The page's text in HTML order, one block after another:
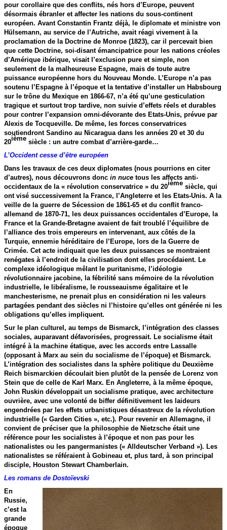
pour corollaire que des conflits, nés hors d’Europe, peuvent
désormais ébranler et affecter les nations du sous-continent
européen. Avant Constantin Frantz déjà, le diplomate et ministre von
Hülsemann, au service de l’Autriche, avait réagi vivement à la
proclamation de la Doctrine de Monroe (1823), car il percevait bien
que cette Doctrine, soi-disant émancipatrice pour les nations créoles
d’Amérique ibérique, visait l’exclusion pure et simple, non
seulement de la malheureuse Espagne, mais de toute autre
puissance européenne hors du Nouveau Monde. L’Europe n’a pas
soutenu l’Espagne à l’époque et la tentative d’installer un Habsbourg
sur le trône du Mexique en 1866-67, n’a été qu’une gesticulation
tragique et surtout trop tardive, non suivie d’effets réels et durables
pour contrer l’expansion omni-dévorante des Etats-Unis, prévue par
Alexis de Tocqueville. De même, les forces conservatrices
soutiendront Sandino au Nicaragua dans les années 20 et 30 du
20ième siècle : un autre combat d’arrière-garde…
L’Occident cesse d’être européen
Dans les travaux de ces deux diplomates (nous pourrions en citer
d’autres), nous découvrons doncin nuce tous les affects anti-
occidentaux de la « révolution conservatrice » du 20ième siècle, qui
ont visé successivement la France, l’Angleterre et les Etats-Unis. A la
veille de la guerre de Sécession de 1861-65 et du conflit franco-
allemand de 1870-71, les deux puissances occidentales d’Europe, la
France et la Grande-Bretagne avaient de fait troublé l’équilibre de
l’alliance des trois empereurs en intervenant, aux côtés de la
Turquie, ennemie héréditaire de l’Europe, lors de la Guerre de
Crimée. Cet acte indiquait que les deux puissances se montraient
renégates à l’endroit de la civilisation dont elles procédaient. Le
complexe idéologique mêlant le puritanisme, l’idéologie
révolutionnaire jacobine, la fébrilité sans mémoire de la révolution
industrielle, le libéralisme, le rousseauisme égalitaire et le
manchesterisme, ne prenait plus en considération ni les valeurs
partagées pendant des siècles ni l’histoire qu’elles ont générée ni les
obligations qu’elles impliquent.
Sur le plan culturel, au temps de Bismarck, l’intégration des classes
sociales, auparavant défavorisées, progressait. Le socialisme était
intégré à la machine étatique, avec les accords entre Lassalle
(opposant à Marx au sein du socialisme de l’époque) et Bismarck.
L’intégration des socialistes dans la sphère politique du Deuxième
Reich bismarckien découlait bien plutôt de la pensée de Lorenz von
Stein que de celle de Karl Marx. En Angleterre, à la même époque,
John Ruskin développait un socialisme pratique, avec architecture
ouvrière, avec une volonté de biffer définitivement les laideurs
engendrées par les effets urbanistiques désastreux de la révolution
industrielle (« Garden Cities », etc.). Pour revenir en Allemagne, il
convient de préciser que la philosophie de Nietzsche était une
référence pour les socialistes à l’époque et non pas pour les
nationalistes ou les pangermanistes (« Alldeutscher Verband »). Les
nationalistes se référaient à Gobineau et, plus tard, à son principal
disciple, Houston Stewart Chamberlain.
Les romans de Dostoïevski
En
Russie,
c’est la
grande
époque